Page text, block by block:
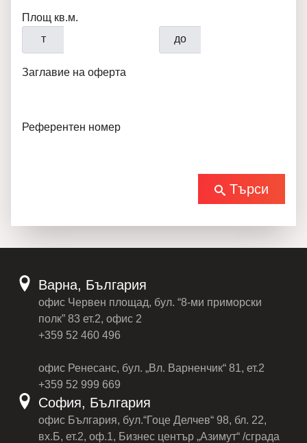
Площ кв.м.
т
до
Заглавие на оферта
Референтен номер
Търси
Варна, България
офис Червен площад, бул. “8-ми приморски
полк” 83 ет.2, офис 2
+359 52 460 496
офис Ренесанс, бул. „Вл. Варненчик“ 81, ет.2
+359 52 999 669
София, България
офис България, бул.“Гоце Делчев“ 98, бл. 22,
вх.Б, ет.2, оф.1, Бизнес център „Азимут“ /сграда